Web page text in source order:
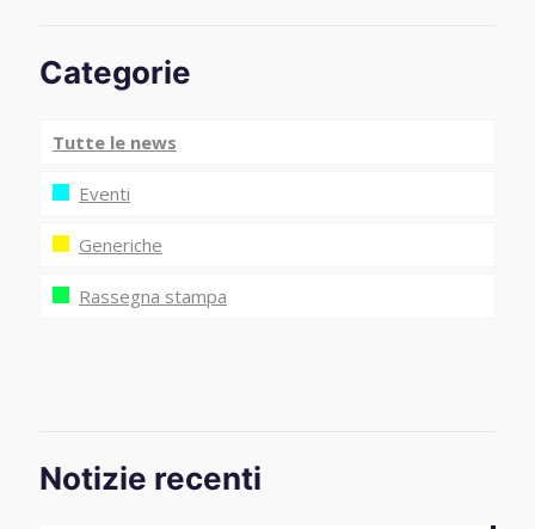
Categorie
Tutte le news
Eventi
Generiche
Rassegna stampa
Notizie recenti